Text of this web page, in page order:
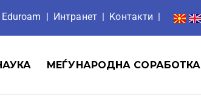
Eduroam | Интранет| Koнтакти |
МЕЃУНАРОДНА СОРАБОТКА